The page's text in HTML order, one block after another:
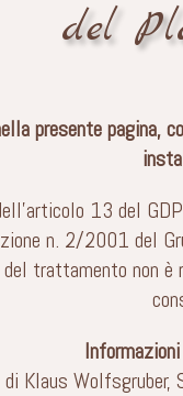
del
presente
13 del
n. 2/2001 del
trattamento non
Wolfsgruber,